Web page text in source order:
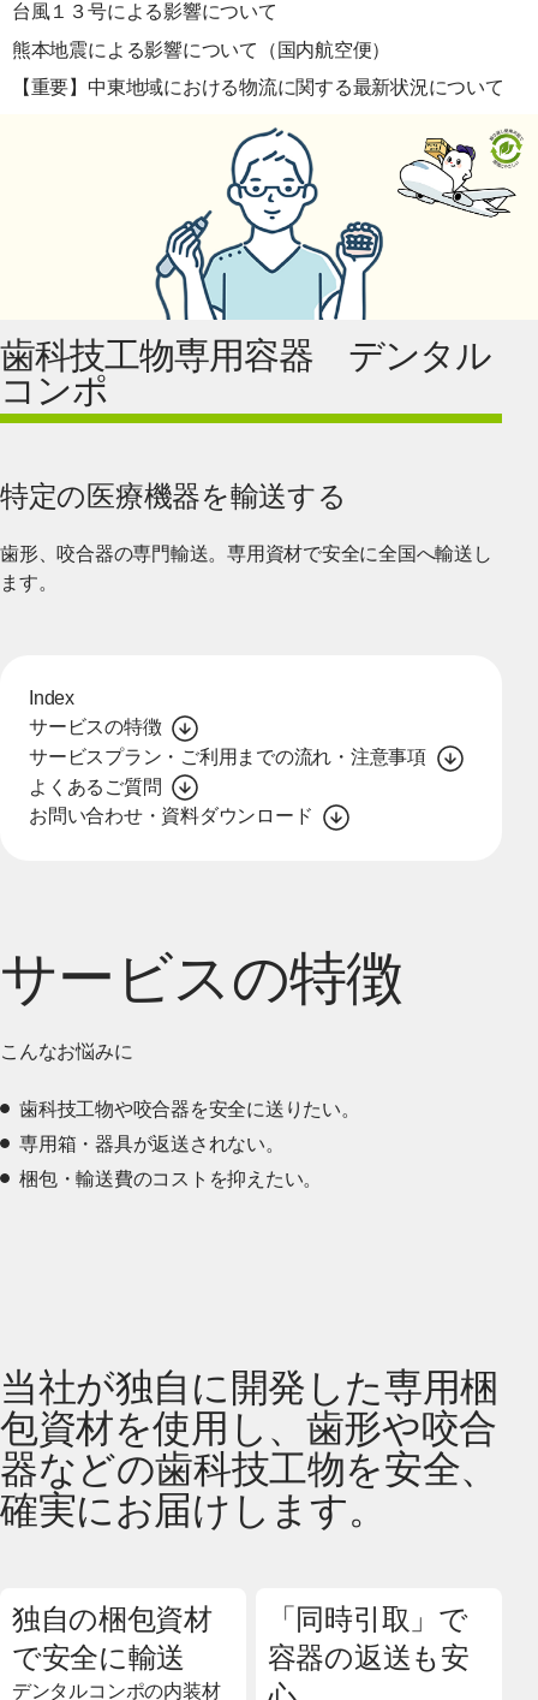
台風１３号による影響について
熊本地震による影響について（国内航空便）
【重要】中東地域における物流に関する最新状況について
歯科技工物専用容器 デンタル
コンポ
特定の医療機器を輸送する
歯形、咬合器の専門輸送。専用資材で安全に全国へ輸送し
ます。
Index
サービスの特徴
サービスプラン・ご利用までの流れ・注意事項
よくあるご質問
お問い合わせ・資料ダウンロード
サービスの特徴
こんなお悩みに
歯科技工物や咬合器を安全に送りたい。
専用箱・器具が返送されない。
梱包・輸送費のコストを抑えたい。
当社が独自に開発した専用梱
包資材を使用し、歯形や咬合
器などの歯科技工物を安全、
確実にお届けします。
独自の梱包資材
で安全に輸送
デンタルコンポの内装材
「同時引取」で
容器の返送も安